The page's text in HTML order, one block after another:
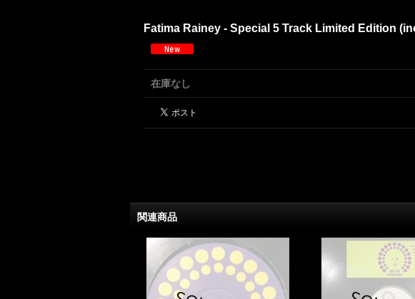
Fatima Rainey - Special 5 Track Limited Edition
在庫なし
関連商品